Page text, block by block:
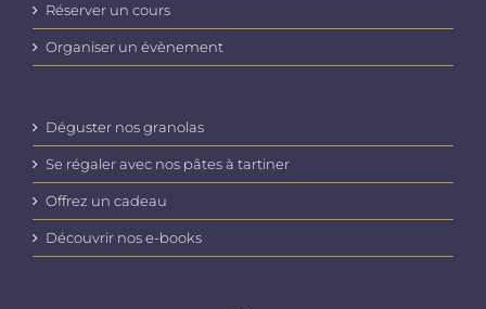
Réserver un cours
Organiser un évènement
Déguster nos granolas
Se régaler avec nos pâtes à tartiner
Offrez un cadeau
Découvrir nos e-books